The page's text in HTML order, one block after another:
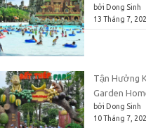
bởi Dong Sinh
13 Tháng 7,
Tận Hưởng
Garden
bởi Dong Sinh
10 Tháng 7,